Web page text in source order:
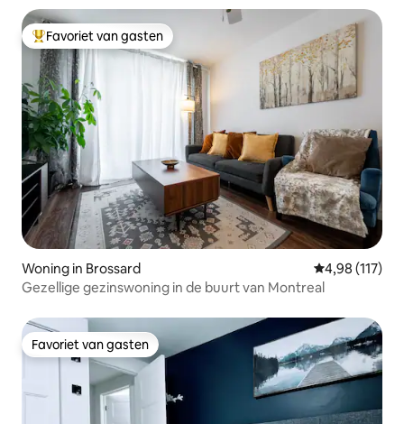
Topfavoriet van gasten
Favoriet van gasten
Woning in Brossard Gemiddelde
4,98 (117)
Gezellige gezinswoning in de buurt van Montreal
Favoriet van gasten
Favoriet van gasten